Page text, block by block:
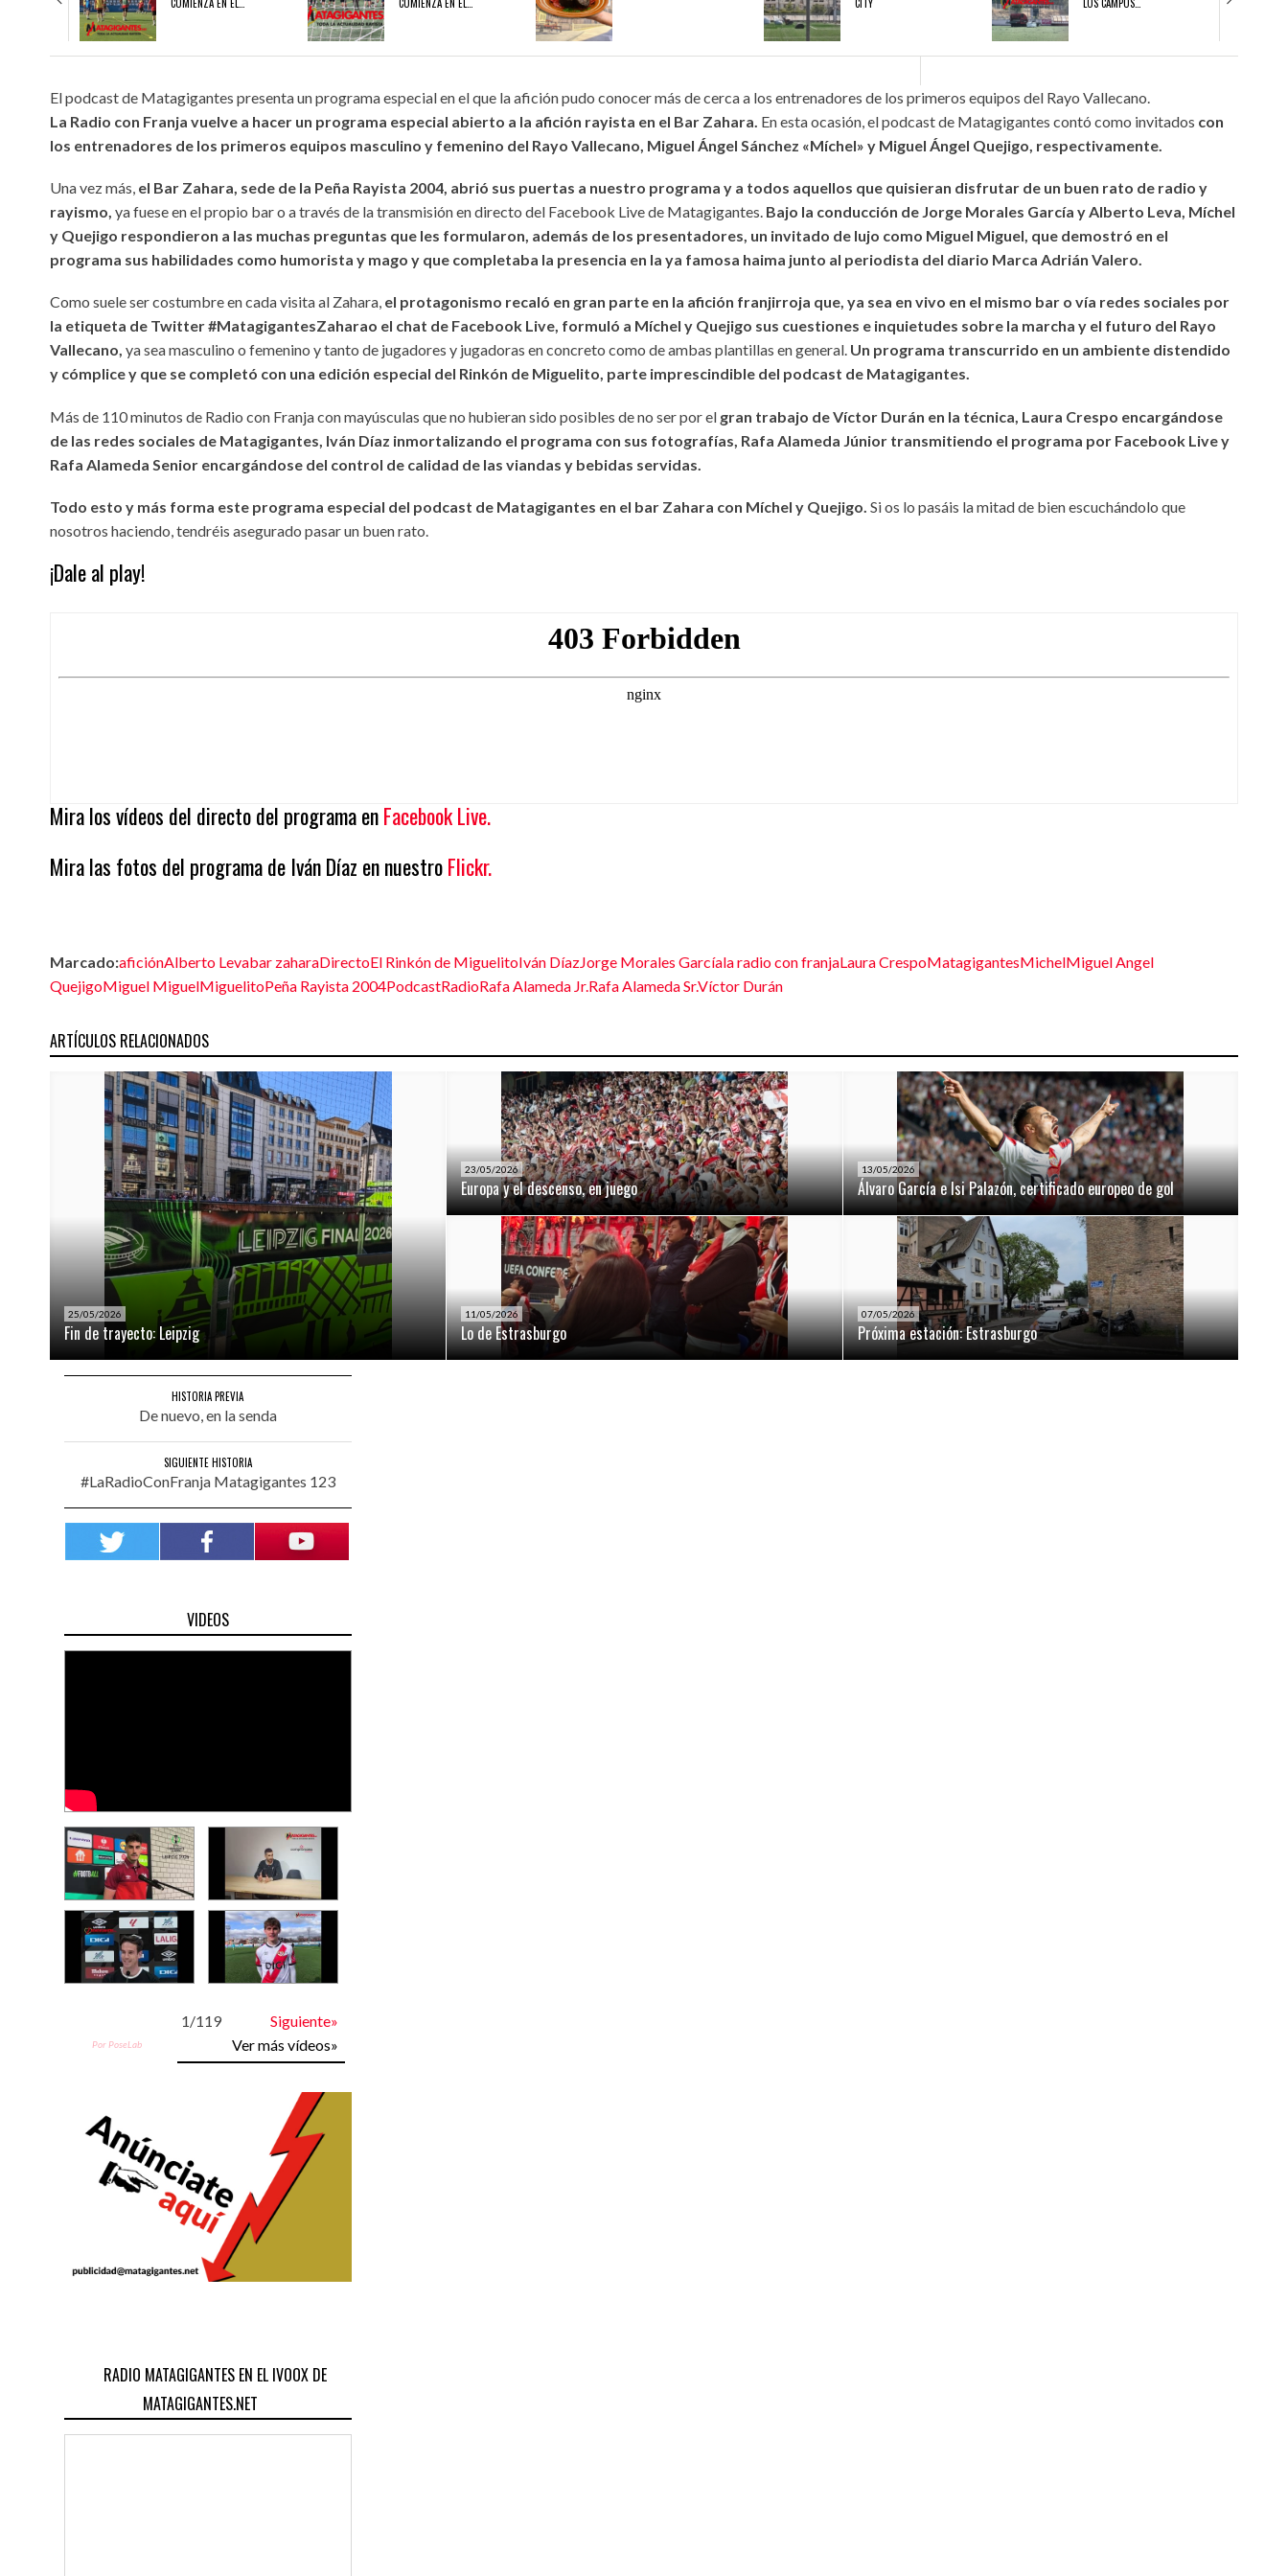
EL JUVENIL A 26/27 COMIENZA EN EL EXILIO EL RAYO B 2026/27 COMIENZA EN EL EXILIO ¡QUE OS DEN MORCILLA! AVANZAN LAS OBRAS EN LA CITY
EN MARCHA EL CAMBIO DE LOS CAMPOS DE LA
CITY
El podcast de Matagigantes presenta un programa especial en el que la afición pudo conocer más de cerca a los entrenadores de los primeros equipos del Rayo Vallecano.
La Radio con Franja vuelve a hacer un programa especial abierto a la afición rayista en el Bar Zahara. En esta ocasión, el podcast de Matagigantes contó como invitados con
los entrenadores de los primeros equipos masculino y femenino del Rayo Vallecano, Miguel Ángel Sánchez «Míchel» y Miguel Ángel Quejigo, respectivamente.
Una vez más, el Bar Zahara, sede de la Peña Rayista 2004, abrió sus puertas a nuestro programa y a todos aquellos que quisieran disfrutar de un buen rato de radio y
rayismo, ya fuese en el propio bar o a través de la transmisión en directo del Facebook Live de Matagigantes. Bajo la conducción de Jorge Morales García y Alberto Leva, Míchel
y Quejigo respondieron a las muchas preguntas que les formularon, además de los presentadores, un invitado de lujo como Miguel Miguel, que demostró en el
programa sus habilidades como humorista y mago y que completaba la presencia en la ya famosa haima junto al periodista del diario Marca Adrián Valero.
Como suele ser costumbre en cada visita al Zahara, el protagonismo recaló en gran parte en la afición franjirroja que, ya sea en vivo en el mismo bar o vía redes sociales por
la etiqueta de Twitter #MatagigantesZaharao el chat de Facebook Live, formuló a Míchel y Quejigo sus cuestiones e inquietudes sobre la marcha y el futuro del Rayo
Vallecano, ya sea masculino o femenino y tanto de jugadores y jugadoras en concreto como de ambas plantillas en general. Un programa transcurrido en un ambiente distendido
y cómplice y que se completó con una edición especial del Rinkón de Miguelito, parte imprescindible del podcast de Matagigantes.
Más de 110 minutos de Radio con Franja con mayúsculas que no hubieran sido posibles de no ser por el gran trabajo de Víctor Durán en la técnica, Laura Crespo encargándose
de las redes sociales de Matagigantes, Iván Díaz inmortalizando el programa con sus fotografías, Rafa Alameda Júnior transmitiendo el programa por Facebook Live y
Rafa Alameda Senior encargándose del control de calidad de las viandas y bebidas servidas.
Todo esto y más forma este programa especial del podcast de Matagigantes en el bar Zahara con Míchel y Quejigo. Si os lo pasáis la mitad de bien escuchándolo que
nosotros haciendo, tendréis asegurado pasar un buen rato.
¡Dale al play!
Mira los vídeos del directo del programa enFacebook Live.
Mira las fotos del programa de Iván Díaz en nuestroFlickr.
Marcado:aficiónAlberto Levabar zaharaDirectoEl Rinkón de MiguelitoIván DíazJorge Morales Garcíala radio con franjaLaura CrespoMatagigantesMichelMiguel Angel
QuejigoMiguel MiguelMiguelitoPeña Rayista 2004PodcastRadioRafa Alameda Jr.Rafa Alameda Sr.Víctor Durán
ARTÍCULOS RELACIONADOS
25/05/2026
Fin de trayecto: Leipzig
23/05/2026
Europa y el descenso, en juego
13/05/2026
Álvaro García e Isi Palazón, certificado europeo de gol
11/05/2026
Lo de Estrasburgo
07/05/2026
Próxima estación: Estrasburgo
HISTORIA PREVIA
De nuevo, en la senda
SIGUIENTE HISTORIA
#LaRadioConFranja Matagigantes 123
VIDEOS
1/119 Siguiente»
Por PoseLab Ver más vídeos»
RADIO MATAGIGANTES EN EL IVOOX DE
MATAGIGANTES.NET